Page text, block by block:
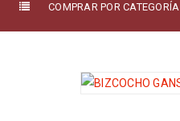
COMPRAR POR CATEGORÍA